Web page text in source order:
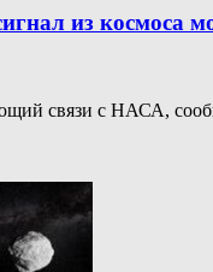
из космоса
связи с НАСА,